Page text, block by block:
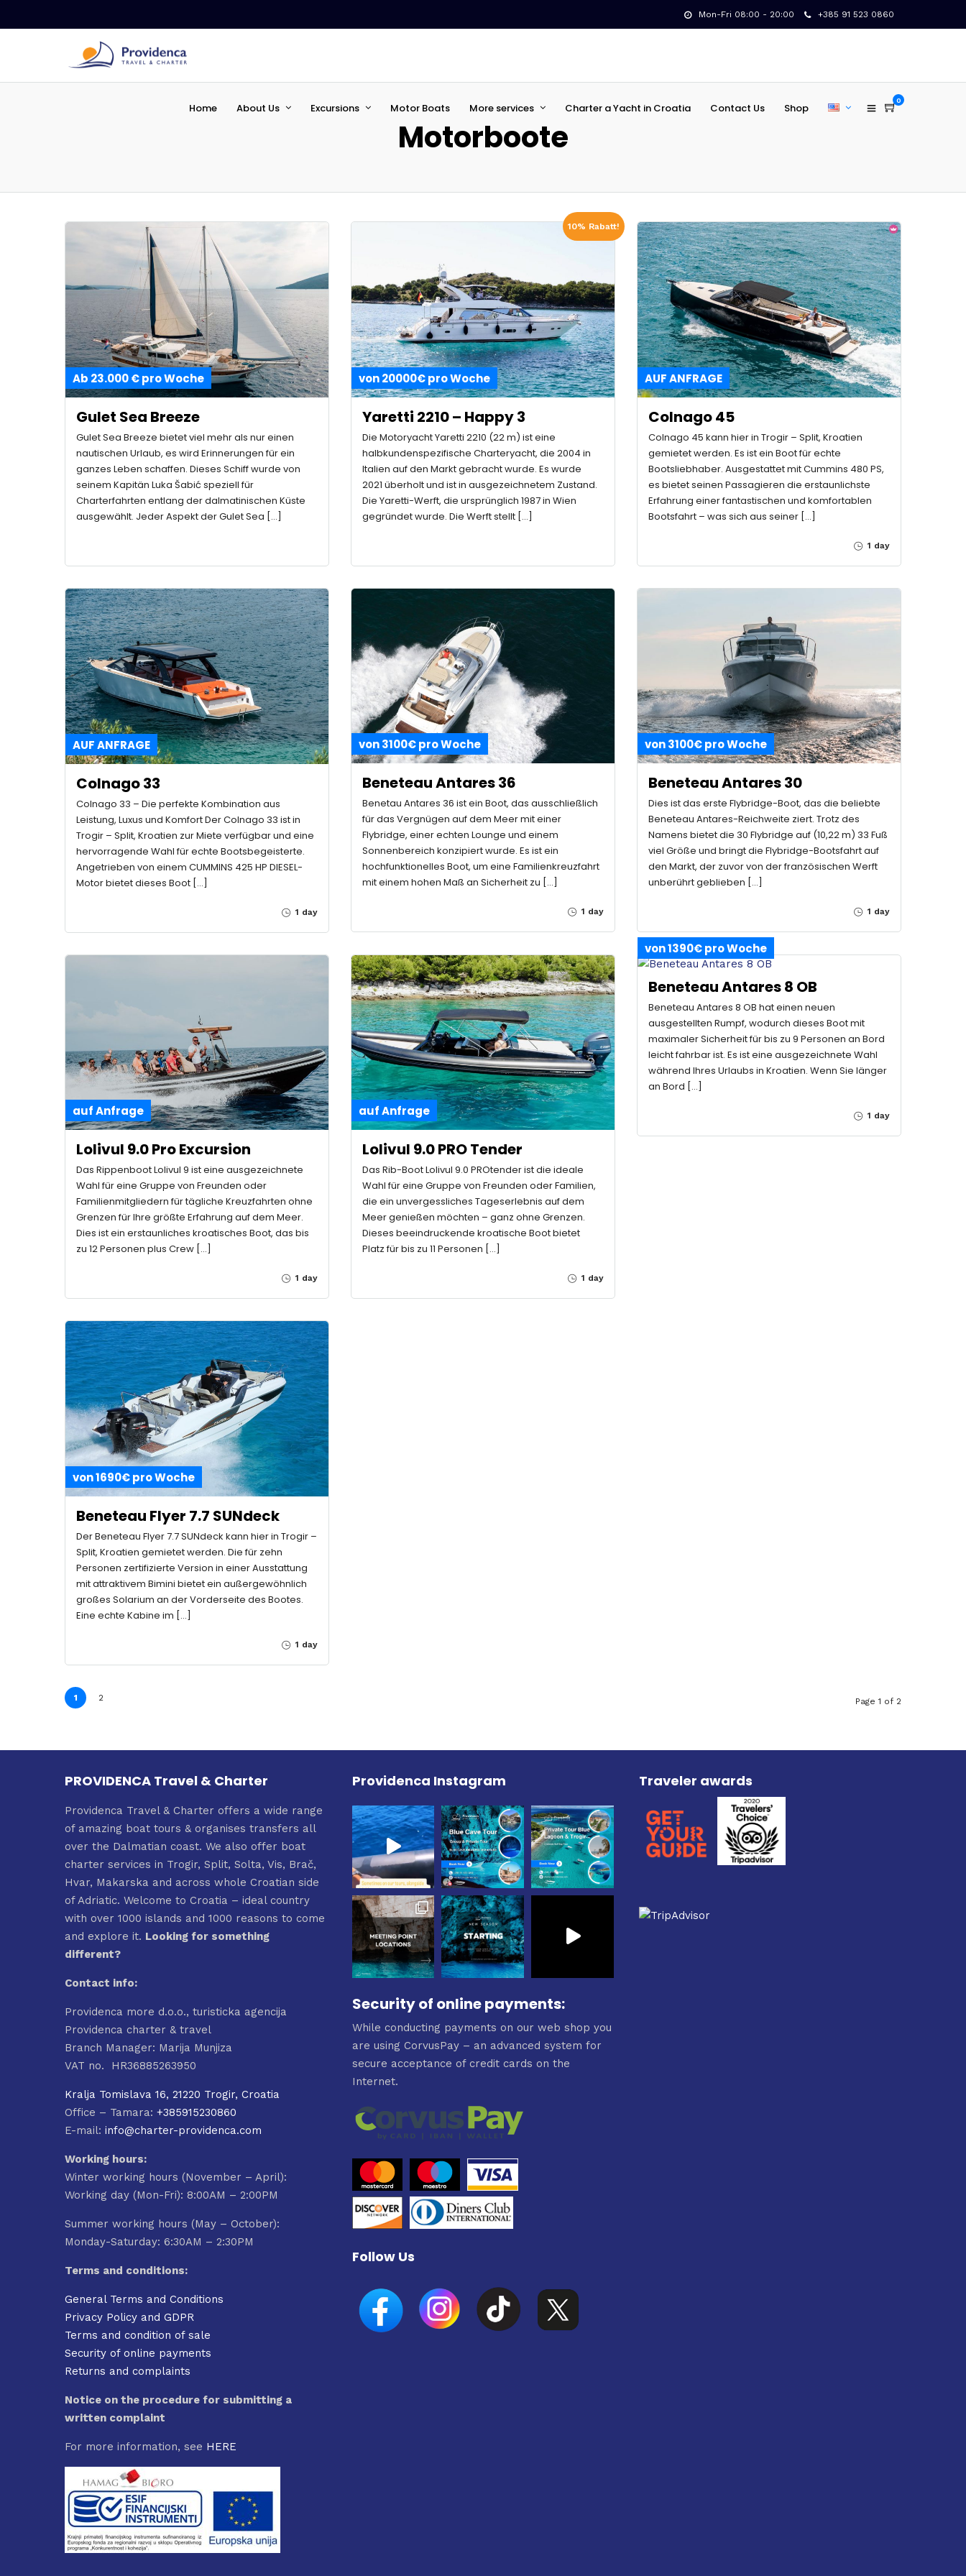
Mon-Fri 08:00 - 20:00 +385 91 523 0860
Home About Us Excursions Motor Boats More services Charter a Yacht in Croatia Contact Us Shop
0
Motorboote
Ab 23.000 € pro Woche
Gulet Sea Breeze
Gulet Sea Breeze bietet viel mehr als nur einen
nautischen Urlaub, es wird Erinnerungen für ein
ganzes Leben schaffen. Dieses Schiff wurde von
seinem Kapitän Luka Šabić speziell für
Charterfahrten entlang der dalmatinischen Küste
ausgewählt. Jeder Aspekt der Gulet Sea […]
10% Rabatt!
von 20000€ pro Woche
Yaretti 2210 – Happy 3
Die Motoryacht Yaretti 2210 (22 m) ist eine
halbkundenspezifische Charteryacht, die 2004 in
Italien auf den Markt gebracht wurde. Es wurde
2021 überholt und ist in ausgezeichnetem Zustand.
Die Yaretti-Werft, die ursprünglich 1987 in Wien
gegründet wurde. Die Werft stellt […]
AUF ANFRAGE
Colnago 45
Colnago 45 kann hier in Trogir – Split, Kroatien
gemietet werden. Es ist ein Boot für echte
Bootsliebhaber. Ausgestattet mit Cummins 480 PS,
es bietet seinen Passagieren die erstaunlichste
Erfahrung einer fantastischen und komfortablen
Bootsfahrt – was sich aus seiner […]
1 day
AUF ANFRAGE
Colnago 33
Colnago 33 – Die perfekte Kombination aus
Leistung, Luxus und Komfort Der Colnago 33 ist in
Trogir – Split, Kroatien zur Miete verfügbar und eine
hervorragende Wahl für echte Bootsbegeisterte.
Angetrieben von einem CUMMINS 425 HP DIESEL-
Motor bietet dieses Boot […]
1 day
von 3100€ pro Woche
Beneteau Antares 36
Benetau Antares 36 ist ein Boot, das ausschließlich
für das Vergnügen auf dem Meer mit einer
Flybridge, einer echten Lounge und einem
Sonnenbereich konzipiert wurde. Es ist ein
hochfunktionelles Boot, um eine Familienkreuzfahrt
mit einem hohen Maß an Sicherheit zu […]
1 day
von 3100€ pro Woche
Beneteau Antares 30
Dies ist das erste Flybridge-Boot, das die beliebte
Beneteau Antares-Reichweite ziert. Trotz des
Namens bietet die 30 Flybridge auf (10,22 m) 33 Fuß
viel Größe und bringt die Flybridge-Bootsfahrt auf
den Markt, der zuvor von der französischen Werft
unberührt geblieben […]
1 day
auf Anfrage
Lolivul 9.0 Pro Excursion
Das Rippenboot Lolivul 9 ist eine ausgezeichnete
Wahl für eine Gruppe von Freunden oder
Familienmitgliedern für tägliche Kreuzfahrten ohne
Grenzen für Ihre größte Erfahrung auf dem Meer.
Dies ist ein erstaunliches kroatisches Boot, das bis
zu 12 Personen plus Crew […]
1 day
auf Anfrage
Lolivul 9.0 PRO Tender
Das Rib-Boot Lolivul 9.0 PROtender ist die ideale
Wahl für eine Gruppe von Freunden oder Familien,
die ein unvergessliches Tageserlebnis auf dem
Meer genießen möchten – ganz ohne Grenzen.
Dieses beeindruckende kroatische Boot bietet
Platz für bis zu 11 Personen […]
1 day
von 1390€ pro Woche
Beneteau Antares 8 OB
Beneteau Antares 8 OB hat einen neuen
ausgestellten Rumpf, wodurch dieses Boot mit
maximaler Sicherheit für bis zu 9 Personen an Bord
leicht fahrbar ist. Es ist eine ausgezeichnete Wahl
während Ihres Urlaubs in Kroatien. Wenn Sie länger
an Bord […]
1 day
von 1690€ pro Woche
Beneteau Flyer 7.7 SUNdeck
Der Beneteau Flyer 7.7 SUNdeck kann hier in Trogir –
Split, Kroatien gemietet werden. Die für zehn
Personen zertifizierte Version in einer Ausstattung
mit attraktivem Bimini bietet ein außergewöhnlich
großes Solarium an der Vorderseite des Bootes.
Eine echte Kabine im […]
1 day
1 2 Page 1 of 2
PROVIDENCA Travel & Charter
Providenca Travel & Charter offers a wide range
of amazing boat tours & organises transfers all
over the Dalmatian coast. We also offer boat
charter services in Trogir, Split, Solta, Vis, Brač,
Hvar, Makarska and across whole Croatian side
of Adriatic. Welcome to Croatia – ideal country
with over 1000 islands and 1000 reasons to come
and explore it. Looking for something
different?
Contact info:
Providenca more d.o.o., turisticka agencija
Providenca charter & travel
Branch Manager: Marija Munjiza
VAT no. HR36885263950
Kralja Tomislava 16, 21220 Trogir, Croatia
Office – Tamara: +385915230860
E-mail: info@charter-providenca.com
Working hours:
Winter working hours (November – April):
Working day (Mon-Fri): 8:00AM – 2:00PM
Summer working hours (May – October):
Monday-Saturday: 6:30AM – 2:30PM
Terms and conditions:
General Terms and Conditions
Privacy Policy and GDPR
Terms and condition of sale
Security of online payments
Returns and complaints
Notice on the procedure for submitting a
written complaint
For more information, see HERE
Providenca Instagram
Security of online payments:
While conducting payments on our web shop you
are using CorvusPay – an advanced system for
secure acceptance of credit cards on the
Internet.
Traveler awards
Follow Us